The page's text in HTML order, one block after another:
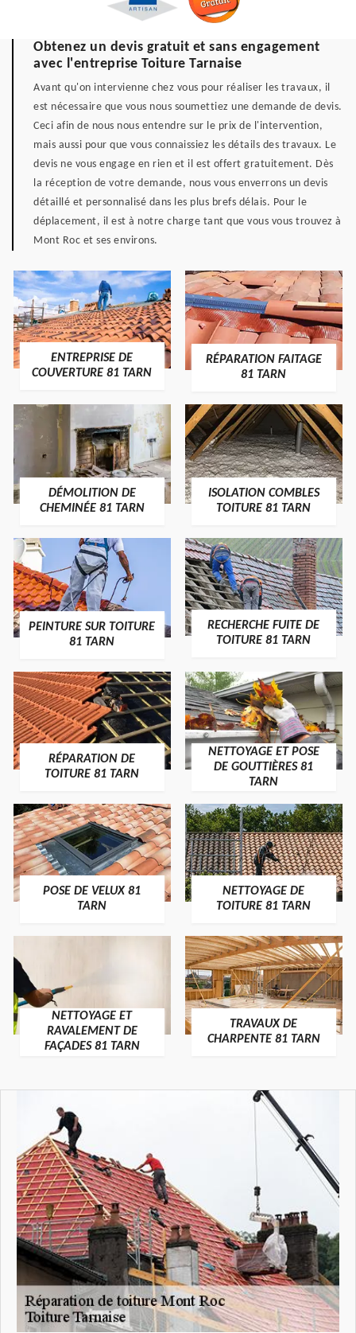
Obtenez un devis gratuit et sans engagement
avec l'entreprise Toiture Tarnaise
Avant qu'on intervienne chez vous pour réaliser les travaux, il
est nécessaire que vous nous soumettiez une demande de devis.
Ceci afin de nous nous entendre sur le prix de l'intervention,
mais aussi pour que vous connaissiez les détails des travaux. Le
devis ne vous engage en rien et il est offert gratuitement. Dès
la réception de votre demande, nous vous enverrons un devis
détaillé et personnalisé dans les plus brefs délais. Pour le
déplacement, il est à notre charge tant que vous vous trouvez à
Mont Roc et ses environs.
ENTREPRISE DE
COUVERTURE 81 TARN
RÉPARATION FAITAGE
81 TARN
DÉMOLITION DE
CHEMINÉE 81 TARN
ISOLATION COMBLES
TOITURE 81 TARN
PEINTURE SUR TOITURE
81 TARN
RECHERCHE FUITE DE
TOITURE 81 TARN
RÉPARATION DE
TOITURE 81 TARN
NETTOYAGE ET POSE
DE GOUTTIÈRES 81
TARN
POSE DE VELUX 81
TARN
NETTOYAGE DE
TOITURE 81 TARN
NETTOYAGE ET
RAVALEMENT DE
FAÇADES 81 TARN
TRAVAUX DE
CHARPENTE 81 TARN